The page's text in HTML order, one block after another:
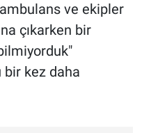
ve ekipler
çıkarken bir
bir kez daha